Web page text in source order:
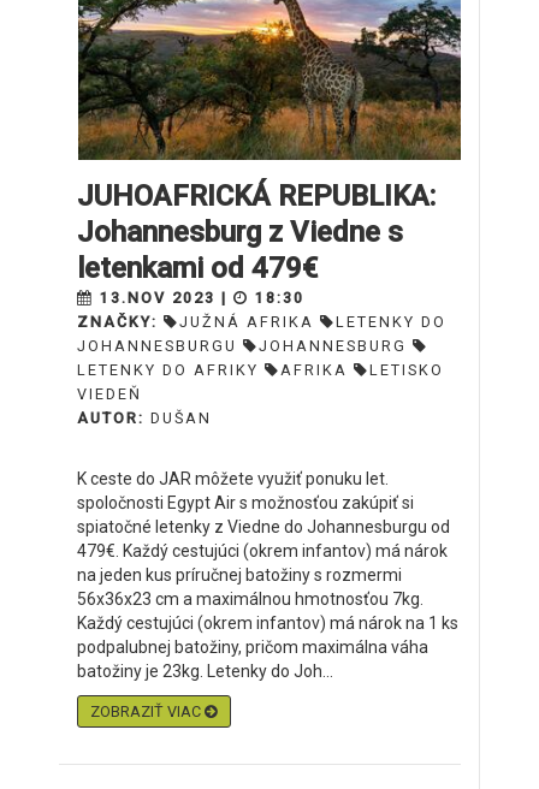
JUHOAFRICKÁ REPUBLIKA:
Johannesburg z Viedne s
letenkami od 479€
13.NOV 2023 |
18:30
ZNAČKY:
JUŽNÁ AFRIKA
LETENKY DO
JOHANNESBURGU
JOHANNESBURG
LETENKY DO AFRIKY
AFRIKA
LETISKO
VIEDEŇ
AUTOR: DUŠAN
K ceste do JAR môžete využiť ponuku let.
spoločnosti Egypt Air s možnosťou zakúpiť si
spiatočné letenky z Viedne do Johannesburgu od
479€. Každý cestujúci (okrem infantov) má nárok
na jeden kus príručnej batožiny s rozmermi
56x36x23 cm a maximálnou hmotnosťou 7kg.
Každý cestujúci (okrem infantov) má nárok na 1 ks
podpalubnej batožiny, pričom maximálna váha
batožiny je 23kg. Letenky do Joh...
ZOBRAZIŤ VIAC